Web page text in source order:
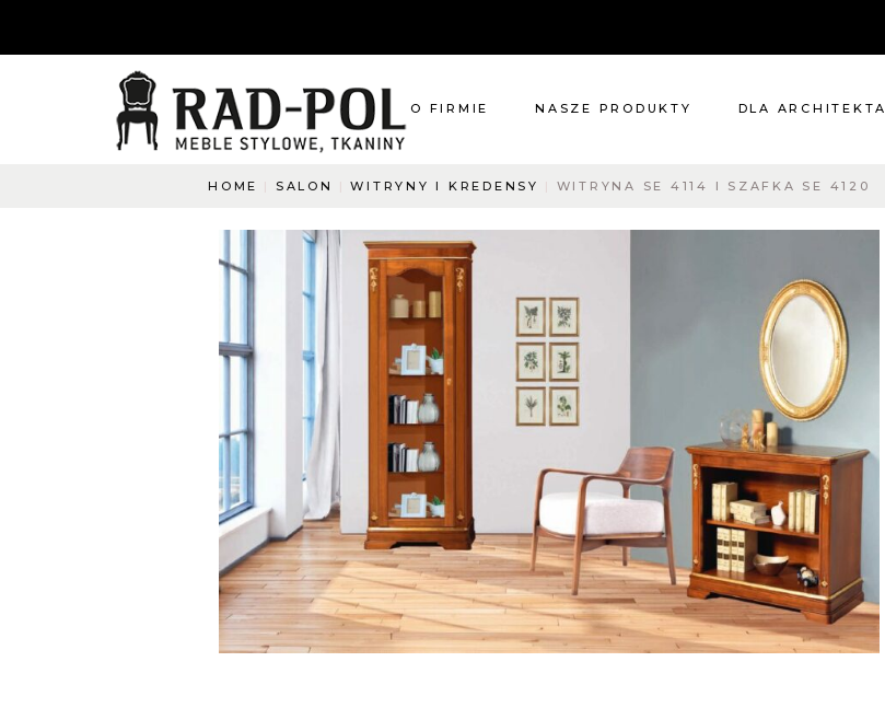
O FIRMIE
Blog
Aktualności
O co pytacie?
Napisz do nas
NASZE PRODUKTY
Renowacje
Kuchnie
Dodatki
Tkaniny
Katalog
DLA ARCHITEKTA
HOME SALON WITRYNY I KREDENSY WITRYNA SE 4114 I SZAFKA SE 4120